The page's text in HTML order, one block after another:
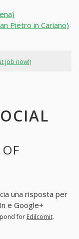
Pietro in Cariano)
job now!)
una risposta per
e Google+
for Edilcomit.